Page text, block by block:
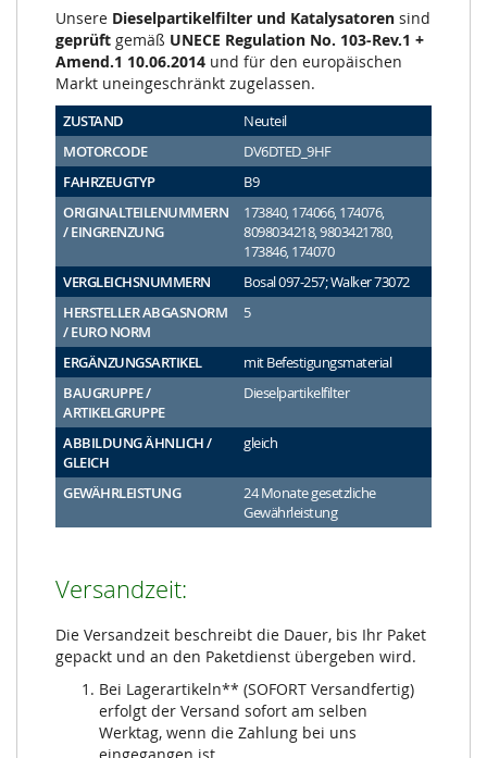
Unsere Dieselpartikelfilter und Katalysatoren sind
geprüft gemäß UNECE Regulation No. 103-Rev.1 +
Amend.1 10.06.2014 und für den europäischen
Markt uneingeschränkt zugelassen.
ZUSTAND
Neuteil
MOTORCODE
DV6DTED_9HF
FAHRZEUGTYP
B9
ORIGINALTEILENUMMERN
/ EINGRENZUNG
173840, 174066, 174076,
8098034218, 9803421780,
173846, 174070
VERGLEICHSNUMMERN
Bosal 097-257; Walker 73072
HERSTELLER ABGASNORM
/ EURO NORM
5
ERGÄNZUNGSARTIKEL
mit Befestigungsmaterial
BAUGRUPPE /
ARTIKELGRUPPE
Dieselpartikelfilter
ABBILDUNG ÄHNLICH /
GLEICH
gleich
GEWÄHRLEISTUNG
24 Monate gesetzliche
Gewährleistung
Versandzeit:
Die Versandzeit beschreibt die Dauer, bis Ihr Paket
gepackt und an den Paketdienst übergeben wird.
Bei Lagerartikeln** (SOFORT Versandfertig)
erfolgt der Versand sofort am selben
Werktag, wenn die Zahlung bei uns